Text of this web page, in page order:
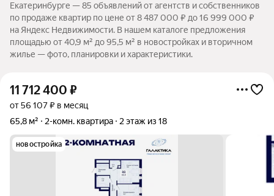
Екатеринбурге — 85 объявлений от агентств и собственников
по продаже квартир по цене от 8 487 000 ₽ до 16 999 000 ₽
на Яндекс Недвижимости. В нашем каталоге предложения
площадью от 40,9 м² до 95,5 м² в новостройках и вторичном
жилье — фото, планировки и характеристики.
11 712 400 ₽
от 56 107 ₽ в месяц
65,8 м²
2-комн. квартира 2 этаж из 18
новостройка